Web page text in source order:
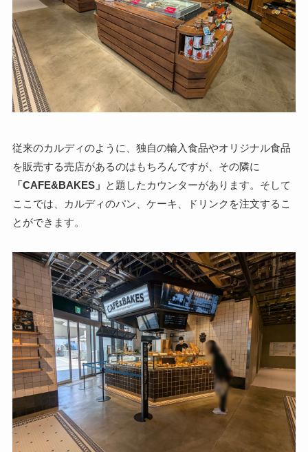
従来のカルディのように、独自の輸入食品やオリジナル食品
を販売する売店があるのはもちろんですが、その隣に
「CAFE&BAKES」 と題したカウンターがあります。そして
ここでは、カルディのパン、ケーキ、ドリンクを注文するこ
とができます。